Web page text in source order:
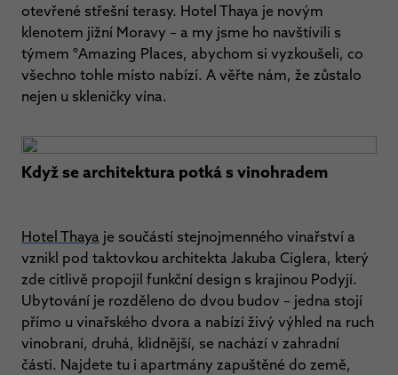
otevřené střešní terasy. Hotel Thaya je novým
klenotem jižní Moravy – a my jsme ho navštívili s
týmem °Amazing Places, abychom si vyzkoušeli, co
všechno tohle místo nabízí. A věřte nám, že zůstalo
nejen u skleničky vína.
Když se architektura potká s vinohradem
Hotel Thaya je součástí stejnojmenného vinařství a
vznikl pod taktovkou architekta Jakuba Ciglera, který
zde citlivě propojil funkční design s krajinou Podyjí.
Ubytování je rozděleno do dvou budov – jedna stojí
přímo u vinařského dvora a nabízí živý výhled na ruch
vinobraní, druhá, klidnější, se nachází v zahradní
části. Najdete tu i apartmány zapuštěné do země,